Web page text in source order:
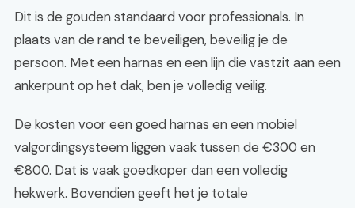
Dit is de gouden standaard voor professionals. In
plaats van de rand te beveiligen, beveilig je de
persoon. Met een harnas en een lijn die vastzit aan een
ankerpunt op het dak, ben je volledig veilig.
De kosten voor een goed harnas en een mobiel
valgordingsysteem liggen vaak tussen de €300 en
€800. Dat is vaak goedkoper dan een volledig
hekwerk. Bovendien geeft het je totale